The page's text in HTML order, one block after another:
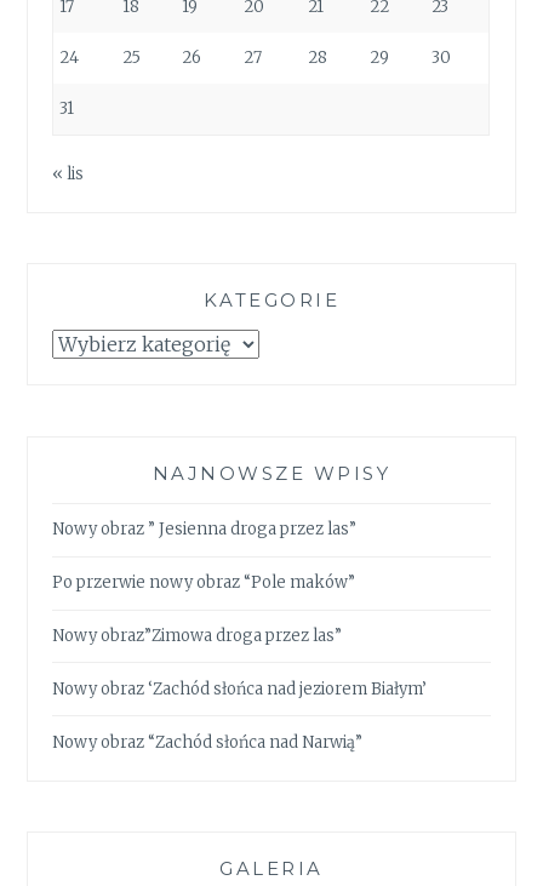
17 18 19 20 21 22 23
24 25 26 27 28 29 30
31
« lis
KATEGORIE
Kategorie
NAJNOWSZE WPISY
Nowy obraz ” Jesienna droga przez las”
Po przerwie nowy obraz “Pole maków”
Nowy obraz”Zimowa droga przez las”
Nowy obraz ‘Zachód słońca nad jeziorem Białym’
Nowy obraz “Zachód słońca nad Narwią”
GALERIA